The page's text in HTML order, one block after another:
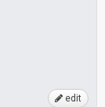
edit